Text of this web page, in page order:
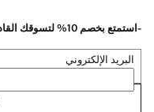
-استمتع بخصم 10% لتسوقك القادم عند اشتراكك في نشرتنا الاخبارية
البريد الإلكتروني